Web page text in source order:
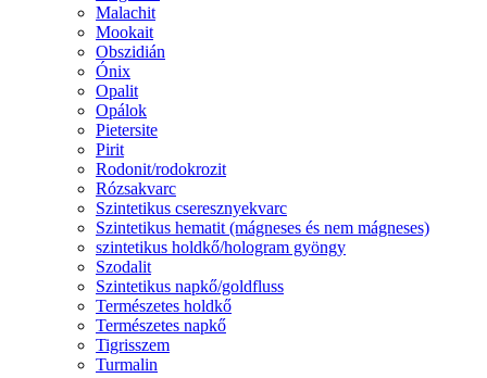
Malachit
Mookait
Obszidián
Ónix
Opalit
Opálok
Pietersite
Pirit
Rodonit/rodokrozit
Rózsakvarc
Szintetikus cseresznyekvarc
Szintetikus hematit (mágneses és nem mágneses)
szintetikus holdkő/hologram gyöngy
Szodalit
Szintetikus napkő/goldfluss
Természetes holdkő
Természetes napkő
Tigrisszem
Turmalin